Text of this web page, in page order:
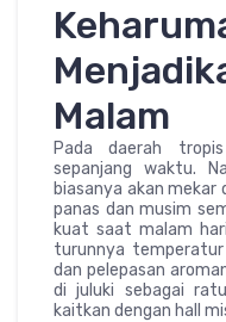
Malam
Pada daerah
sepanjang waktu.
biasanya akan mekar
panas dan musim
kuat saat malam
turunnya temperatur
dan pelepasan
di juluki sebagai
kaitkan dengan hall